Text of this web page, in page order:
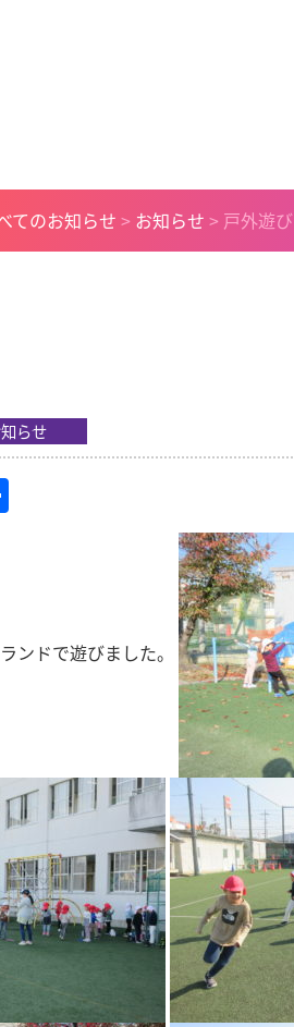
てのお知らせ > お知らせ > 戸外遊び
らせ
ンドで遊びました。